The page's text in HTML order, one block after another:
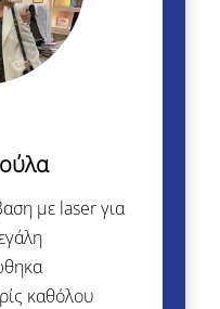
με laser για
καθόλου